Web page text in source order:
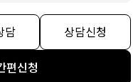
담 상담신청
편신청